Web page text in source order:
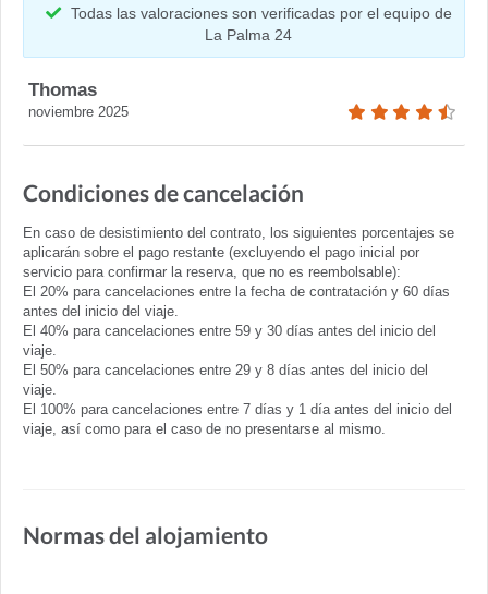
Todas las valoraciones son verificadas por el equipo de
La Palma 24
Thomas
noviembre 2025
Condiciones de cancelación
En caso de desistimiento del contrato, los siguientes porcentajes se
aplicarán sobre el pago restante (excluyendo el pago inicial por
servicio para confirmar la reserva, que no es reembolsable):
El 20% para cancelaciones entre la fecha de contratación y 60 días
antes del inicio del viaje.
El 40% para cancelaciones entre 59 y 30 días antes del inicio del
viaje.
El 50% para cancelaciones entre 29 y 8 días antes del inicio del
viaje.
El 100% para cancelaciones entre 7 días y 1 día antes del inicio del
viaje, así como para el caso de no presentarse al mismo.
Normas del alojamiento